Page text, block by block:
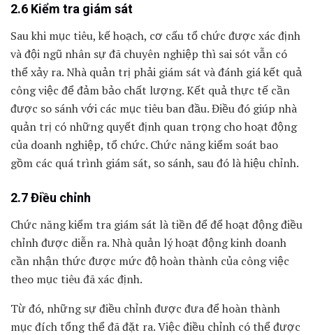
2.6 Kiểm tra giám sát
Sau khi mục tiêu, kế hoạch, cơ cấu tổ chức được xác định
và đội ngũ nhân sự đã chuyên nghiệp thì sai sót vẫn có
thể xảy ra. Nhà quản trị phải giám sát và đánh giá kết quả
công việc để đảm bảo chất lượng. Kết quả thực tế cần
được so sánh với các mục tiêu ban đầu. Điều đó giúp nhà
quản trị có những quyết định quan trọng cho hoạt động
của doanh nghiệp, tổ chức. Chức năng kiểm soát bao
gồm các quá trình giám sát, so sánh, sau đó là hiệu chỉnh.
2.7 Điều chỉnh
Chức năng kiểm tra giám sát là tiền để để hoạt động điều
chỉnh được diễn ra. Nhà quản lý hoạt động kinh doanh
cần nhận thức được mức độ hoàn thành của công việc
theo mục tiêu đã xác định.
Từ đó, những sự điều chỉnh được đưa để hoàn thành
mục đích tổng thể đã đặt ra. Việc điều chỉnh có thể được